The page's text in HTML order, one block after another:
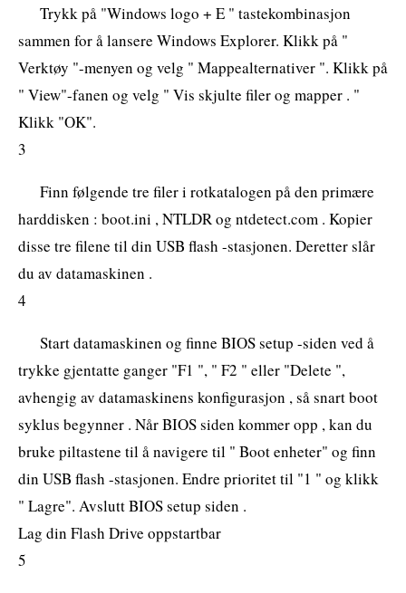
Trykk på "Windows logo + E " tastekombinasjon
sammen for å lansere Windows Explorer. Klikk på "
Verktøy "-menyen og velg " Mappealternativer ". Klikk på
" View"-fanen og velg " Vis skjulte filer og mapper . "
Klikk "OK".
3
Finn følgende tre filer i rotkatalogen på den primære
harddisken : boot.ini , NTLDR og ntdetect.com . Kopier
disse tre filene til din USB flash -stasjonen. Deretter slår
du av datamaskinen .
4
Start datamaskinen og finne BIOS setup -siden ved å
trykke gjentatte ganger "F1 ", " F2 " eller "Delete ",
avhengig av datamaskinens konfigurasjon , så snart boot
syklus begynner . Når BIOS siden kommer opp , kan du
bruke piltastene til å navigere til " Boot enheter" og finn
din USB flash -stasjonen. Endre prioritet til "1 " og klikk
" Lagre". Avslutt BIOS setup siden .
Lag din Flash Drive oppstartbar
5